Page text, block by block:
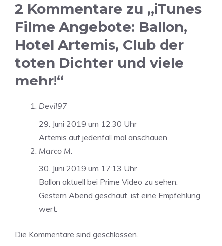
2 Kommentare zu „iTunes
Filme Angebote: Ballon,
Hotel Artemis, Club der
toten Dichter und viele
mehr!“
Devil97
29. Juni 2019 um 12:30 Uhr
Artemis auf jedenfall mal anschauen
Marco M.
30. Juni 2019 um 17:13 Uhr
Ballon aktuell bei Prime Video zu sehen.
Gestern Abend geschaut, ist eine Empfehlung
wert.
Die Kommentare sind geschlossen.